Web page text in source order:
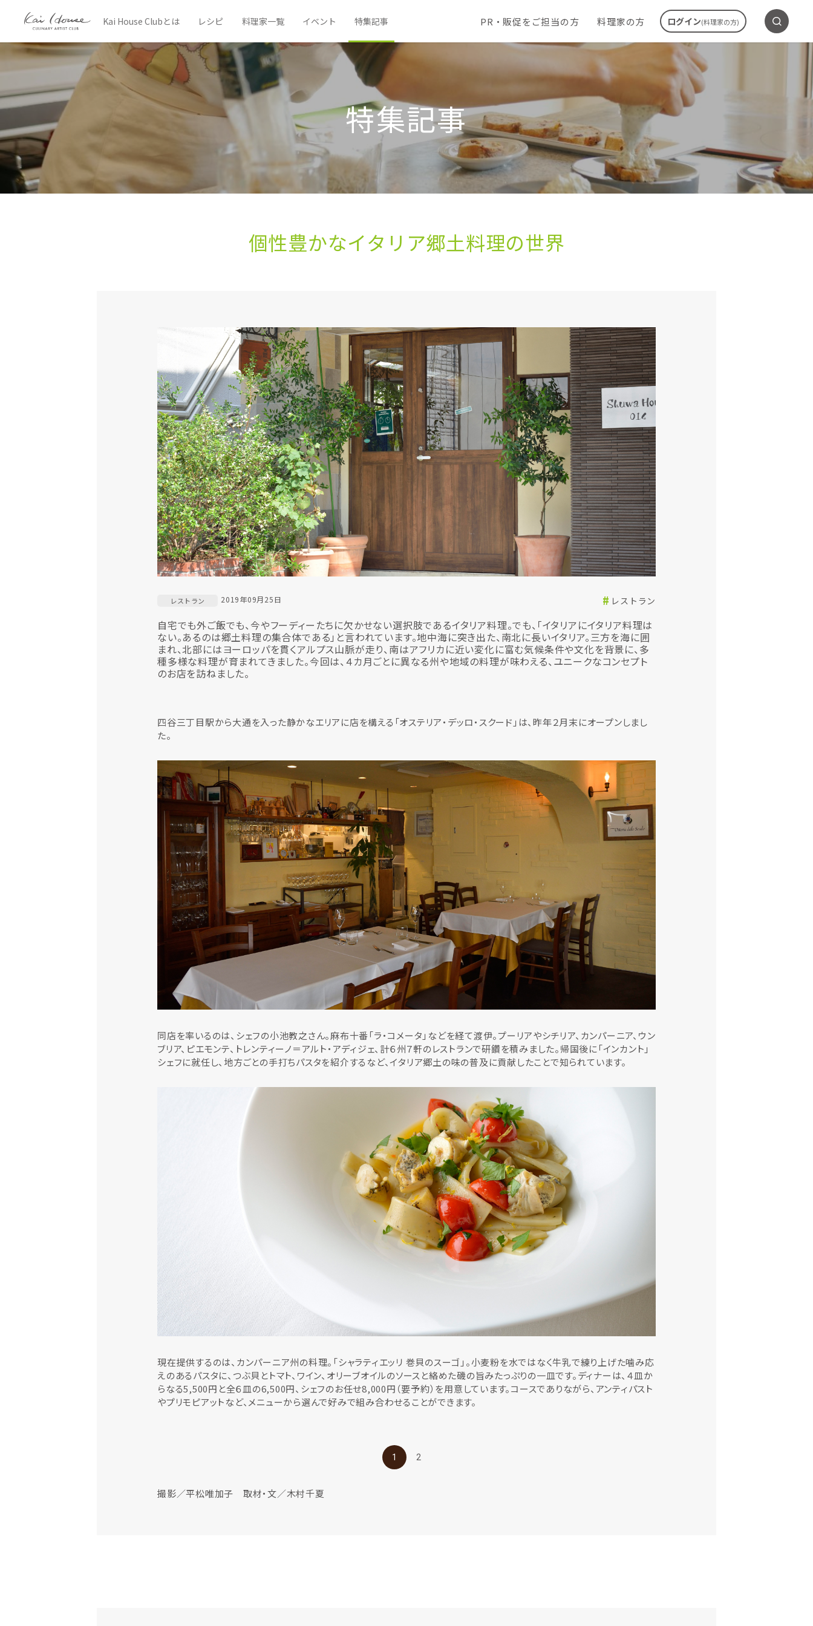
Kai House Clubとは レシピ 料理家一覧 イベント 特集記事 PR・販促をご担当の方 料理家の方 ログイン(料理家の方)
特集記事
個性豊かな​イタリア郷土料理の​世界
レストラン 2019年09月25日 レストラン
自宅でも外ご飯でも、今やフーディーたちに欠かせない選択肢であるイタリア料理。でも、「イタリアにイタリア料理は
ない。あるのは郷土料理の集合体である」と言われています。地中海に突き出た、南北に長いイタリア。三方を海に囲
まれ、北部にはヨーロッパを貫くアルプス山脈が走り、南はアフリカに近い変化に富む気候条件や文化を背景に、多
種多様な料理が育まれてきました。今回は、４カ月ごとに異なる州や地域の料理が味わえる、ユニークなコンセプト
のお店を訪ねました。
四谷三丁目駅から大通を入った静かなエリアに店を構える「オステリア・デッロ・スクード」は、昨年２月末にオープンしまし
た。
同店を率いるのは、シェフの小池教之さん。麻布十番「ラ・コメータ」などを経て渡伊。プーリアやシチリア、カンパーニア、ウン
ブリア、ピエモンテ、トレンティーノ＝アルト・アディジェ、計６州７軒のレストランで研鑽を積みました。帰国後に「インカント」
シェフに就任し、地方ごとの手打ちパスタを紹介するなど、イタリア郷土の味の普及に貢献したことで知られています。
現在提供するのは、カンパーニア州の料理。「シャラティエッリ 巻貝のスーゴ」。小麦粉を水ではなく牛乳で練り上げた噛み応
えのあるパスタに、つぶ貝とトマト、ワイン、オリーブオイルのソースと絡めた磯の旨みたっぷりの一皿です。ディナーは、４皿か
らなる5,500円と全６皿の6,500円、シェフのお任せ8,000円（要予約）を用意しています。コースでありながら、アンティパスト
やプリモピアットなど、メニューから選んで好みで組み合わせることができます。
1 2
撮影／平松唯加子 取材・文／木村千夏